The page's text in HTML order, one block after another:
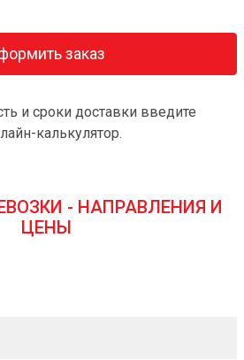
заказ
и сроки доставки введите
калькулятор.
- НАПРАВЛЕНИЯ И
ЦЕНЫ